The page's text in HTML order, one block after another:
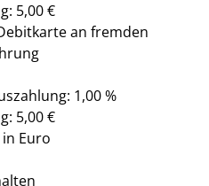
5,00 €
an fremden
1,00 %
5,00 €
Euro